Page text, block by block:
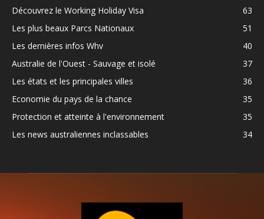
Découvrez le Working Holiday Visa
63
Les plus beaux Parcs Nationaux
51
Les dernières infos Whv
40
Australie de l'Ouest - Sauvage et isolé
37
Les états et les principales villes
36
Economie du pays de la chance
35
Protection et atteinte à l'environnement
35
Les news australiennes inclassables
34